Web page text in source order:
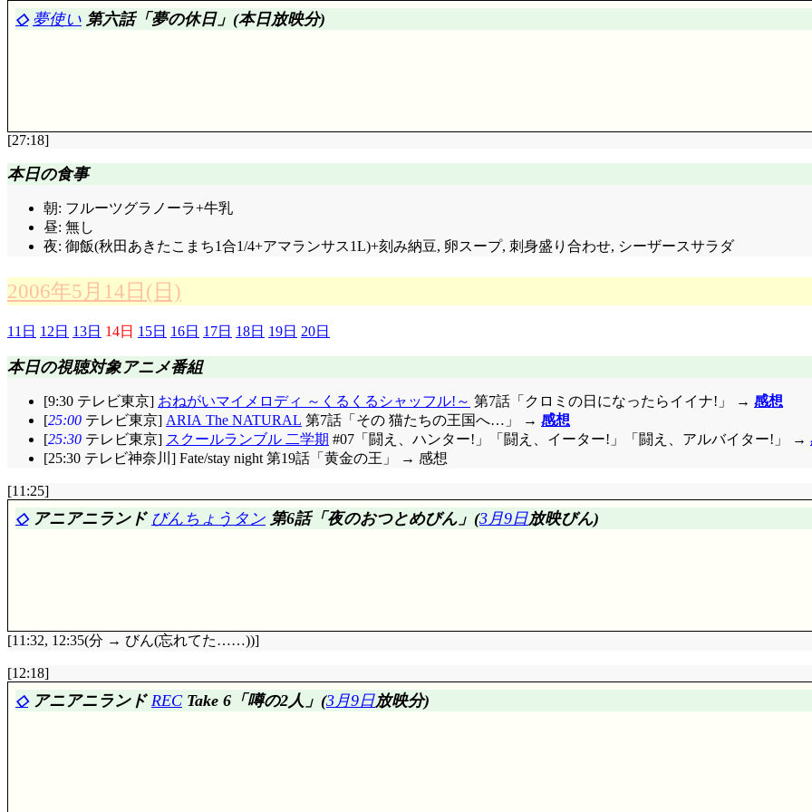
次回予告: ……どーして, そこで, つぐみに呼びかける!? 考え方次第によっては, つぐみがあいへの怨みから糸を引く
OPのテロップ, 監督名のところに地獄送りマークが付いているんですが, これもしかして第21話からだったりするん
自分の怨みを忘れ, 心を閉ざして, 罪を洗い流して来たあい。……それは地獄流しをやった者全員が負わねばならな
けるばーちゃん! あんた何者!? 間違っても生前のあいの祖母ではない筈ですが……。
CM: う, 本作にもハルヒのCM入った……もうそんな時期なんだねえ。
あゆみ生前の姿の幻影を映し, 更につぐみを煽るあい。でも死後の姿まで映したのはやりすぎかと。明らかに嘘で
再びあゆみ最期の時へ……但し, 後悔に捕らわれるのは当時の一ではなく, 現在の一。妻の惑いと後悔を受け入れられ
らしてしまった怨みは戻らない……という意味では「後悔なんて意味無いわ。失った物は戻らない」も正しいですけど
「馬鹿! 私辛いなんて思った事なかったもん! 一ちゃんと居て楽しかったもん! 私, 一ちゃんの事大好きだから, だか
なかったの? 一緒に笑ったの嘘だったの? 御飯食べたり, テレビ見たり, お買物行ったり, お母さん居なくて淋しい事
私大丈夫だったんだよ, 辛くなかったんだよ! お父さんは私と居て辛かったの, 楽しくなかったの!?」「ああ, 楽しかっ
みも, 煽りに負けかけたんですから, メロスの悪夢ということで一を怨む気持ちがまったく無かったとは言えません。
もそうだったでしょうし, あいと仙太郎もそうだった筈です。それがあいの心を閉ざす扉, の鍵になるんじゃないかな。
七童寺を炎上させるあい。これは六道郷の過去からの因縁を全て断ち切るとか, そういう意味になるのかな。……で
たのが運の尽きか(酷)。ま, 一発消滅じゃないから脱出は可能かな。柴田親子が放火したように見えてしまうのが気に
そして今も罪を背負った少女。この広い都会のどこかで, 彼女は今日も働いている……「ツヅキマス…」一ももう関
ないしね。
常に似合う作風。そして尽きる事無き人の醜さと怨ましさ, ホラーとしても上出来です(一部, ホラー突き抜けてギャグ化し
讐否定合戦の説得力。「巌窟王 」と違って一が人生経験重ねているからですよねこれ。復讐否定物に関するやっと溜飲が
◇ 夢使い 第六話「夢の休日」(本日放映分)
評価……☆☆☆(前回比: -1)
ムの暴走は, 特に美麗作画で観たかった……じゃなくて(^^;;; ついでに余計なモンまで見せられてしまうしね(^^;;;
今回は燐子先生の遊部講座と, 三時花の『約束』編ですか。まだ登場2回目なのに, 既にこのさとる君との約束話が
事件も無いし, 中休みって事で。
[27:18]
本日の食事
朝: フルーツグラノーラ+牛乳
昼: 無し
夜: 御飯(秋田あきたこまち1合1/4+アマランサス1L)+刻み納豆, 卵スープ, 刺身盛り合わせ, シーザースサラダ
2006年5月14日(日)
11日 12日 13日 14日 15日 16日 17日 18日 19日 20日
本日の視聴対象アニメ番組
[9:30 テレビ東京] おねがいマイメロディ ～くるくるシャッフル!～ 第7話「クロミの日になったらイイナ!」 → 感想
[25:00 テレビ東京] ARIA The NATURAL 第7話「その 猫たちの王国へ…」 → 感想
[25:30 テレビ東京] スクールランブル 二学期 #07「闘え、ハンター!」「闘え、イーター!」「闘え、アルバイター!」 →
[25:30 テレビ神奈川] Fate/stay night 第19話「黄金の王」 → 感想
[11:25]
◇アニアニランド びんちょうタン 第6話「夜のおつとめびん」(3月9日放映びん)
評価……☆☆☆☆(前回比: ±0)
カラス山もみ寺……お寺の娘で良いのね, れんタン。たらやの三色団子と木魚が好きな, 怪奇系炭娘。ちくタンに当
って事でしょうか(^^;;; ところで, 寺の鐘の音って耳触り良いよね。
[11:32, 12:35(分 → びん(忘れてた……))]
[12:18]
◇アニアニランド REC Take 6「噂の2人」(3月9日放映分)